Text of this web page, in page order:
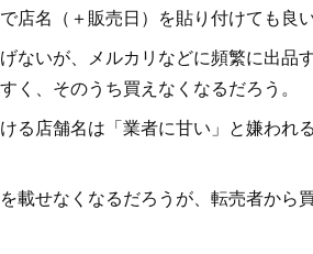
店名（＋販売日）を貼り付けても良い
ないが、メルカリなどに頻繁に出品
く、そのうち買えなくなるだろう。
る店舗名は「業者に甘い」と嫌われ
載せなくなるだろうが、転売者から